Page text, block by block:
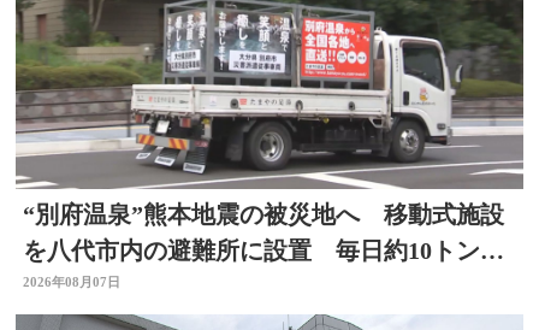
“別府温泉”熊本地震の被災地へ 移動式施設
を八代市内の避難所に設置 毎日約10トンの
温泉届ける 大分
2026年08月07日